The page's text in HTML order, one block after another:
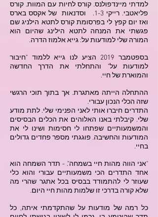
למדתי מיינדפולנס. קורס לחיות עם המוות. קורס
פליאטבי. רייקי 1-3. וסדנאות של אקסס בארס
ואז יום קפץ לי בפרסומת קורס לתטא הילניג שם
פגשתי את המנחה לתטא הילינג שהיום הוא
המורה שלי למודעות על: גייא אלמוז הדרה.
בספטמבר 2019 הציע לנו גייא ללמוד "חיבור
למודעות על" והתחלתי את הדרך החדשה
והמוארת של חיי.
ההתחלה הייתה מאתגרת. אך בתוך תוכי הרגשי
שזה הכלי הנכון עבורי.
התדרים חיברו אותי לאני הפנימי שלי. לתת מודע
שלי. קיבלתי באנו האלוהים את הכלים הבסיסים
והמשמעותיים שפתחו לי חסימות ושינו לי את
המודעות והחשיבה. פוגגתי מספר פחדים גדולים
בחיי.
"אני הווה מהות חיי בשמחה". - תדר השמחה הוא
אחד התדרים הכי משמעותיים עבורי והוא כלי
שעוזר לי להתמודד בבסיס בכל אתגר שהרי מה
שלא קורה בדרכי זו שלמות מהות חיי היום.
כל רמה של מודעות על שהתקדמתי איתה, כל